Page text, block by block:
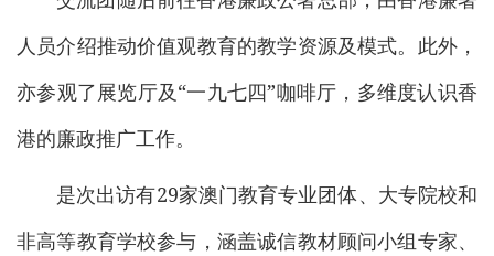
人员介绍推动价值观教育的教学资源及模式。此外，
亦参观了展览厅及“一九七四”咖啡厅，多维度认识香
港的廉政推广工作。
是次出访有29家澳门教育专业团体、大专院校和
非高等教育学校参与，涵盖诚信教材顾问小组专家、